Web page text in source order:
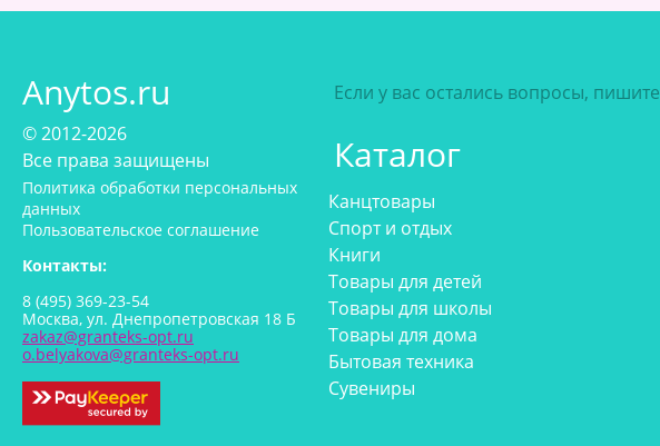
Anytos.ru
© 2012-2026
Все права защищены
Политика обработки персональных
данных
Пользовательское соглашение
Контакты:
8 (495) 369-23-54
Москва, ул. Днепропетровская 18 Б
zakaz@granteks-opt.ru
o.belyakova@granteks-opt.ru
Если у вас остались вопросы, пишите
Каталог
Канцтовары
Спорт и отдых
Книги
Товары для детей
Товары для школы
Товары для дома
Бытовая техника
Сувениры